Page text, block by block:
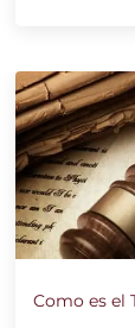
Como es el